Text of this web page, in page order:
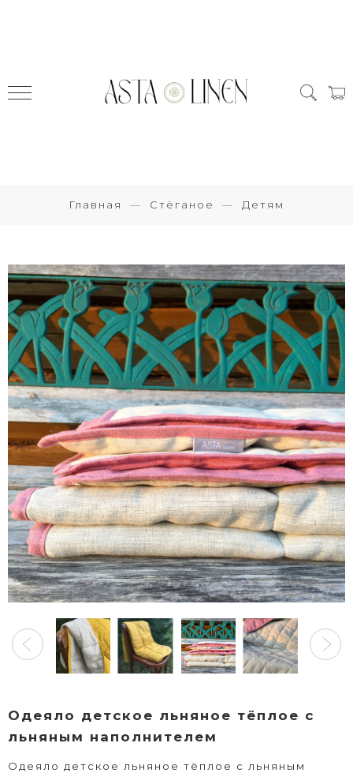
Главная Стёганое Детям
Одеяло детское льняное тёплое с
льняным наполнителем
Одеяло детское льняное тёплое с льняным